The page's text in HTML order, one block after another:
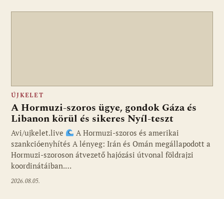
ÚJKELET
A Hormuzi-szoros ügye, gondok Gáza és
Libanon körül és sikeres Nyíl-teszt
Avi/ujkelet.live
A Hormuzi-szoros és amerikai
szankcióenyhítés A lényeg: Irán és Omán megállapodott a
Hormuzi-szoroson átvezető hajózási útvonal földrajzi
koordinátáiban.…
2026.08.05.